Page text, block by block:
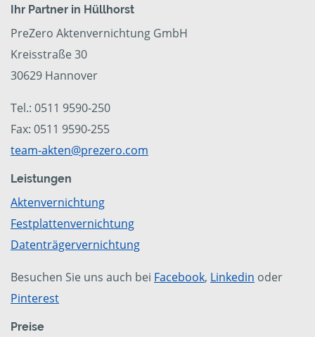
Ihr Partner in Hüllhorst
PreZero Aktenvernichtung GmbH
Kreisstraße 30
30629 Hannover
Tel.: 0511 9590-250
Fax: 0511 9590-255
team-akten@prezero.com
Leistungen
Aktenvernichtung
Festplattenvernichtung
Datenträgervernichtung
Besuchen Sie uns auch bei Facebook, Linkedin oder
Pinterest
Preise